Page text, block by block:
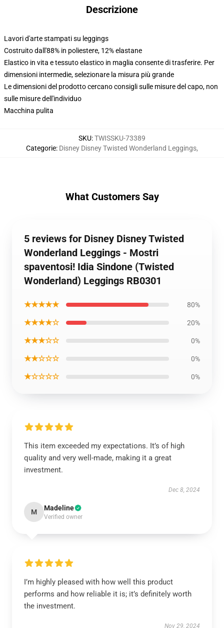
Descrizione
Lavori d'arte stampati su leggings
Costruito dall'88% in poliestere, 12% elastane
Elastico in vita e tessuto elastico in maglia consente di trasferire. Per
dimensioni intermedie, selezionare la misura più grande
Le dimensioni del prodotto cercano consigli sulle misure del capo, non
sulle misure dell'individuo
Macchina pulita
SKU:TWISSKU-73389
Categorie: Disney Disney Twisted Wonderland Leggings,
What Customers Say
5 reviews for Disney Disney Twisted
Wonderland Leggings - Mostri
spaventosi! Idia Sindone (Twisted
Wonderland) Leggings RB0301
★★★★★ 80%
★★★★☆ 20%
★★★☆☆ 0%
★★☆☆☆ 0%
★☆☆☆☆ 0%
This item exceeded my expectations. It’s of high
quality and very well-made, making it a great
investment.
Dec 8, 2024
M Madeline
Verified owner
I’m highly pleased with how well this product
performs and how reliable it is; it’s definitely worth
the investment.
Nov 29, 2024